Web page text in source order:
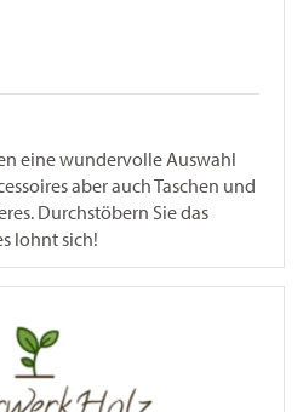
eine wundervolle Auswahl
aber auch Taschen und
Durchstöbern Sie das
lohnt sich!